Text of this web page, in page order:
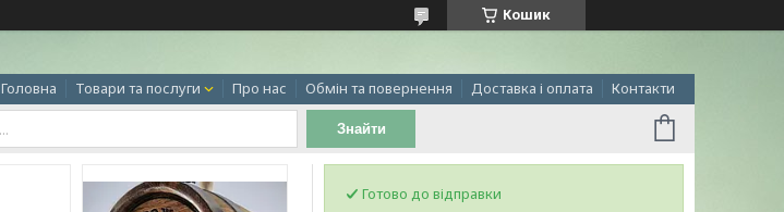
Кошик
Головна Товари та послуги Про нас Обмін та повернення Доставка і оплата Контакти
Знайти
Готово до відправки